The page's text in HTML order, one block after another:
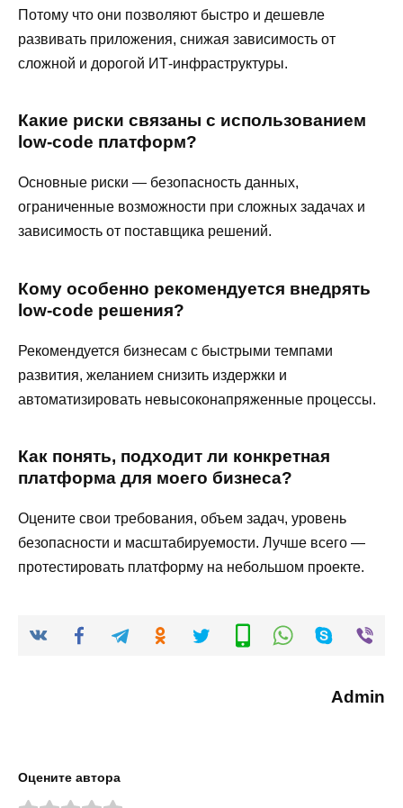
Потому что они позволяют быстро и дешевле
развивать приложения, снижая зависимость от
сложной и дорогой ИТ-инфраструктуры.
Какие риски связаны с использованием
low-code платформ?
Основные риски — безопасность данных,
ограниченные возможности при сложных задачах и
зависимость от поставщика решений.
Кому особенно рекомендуется внедрять
low-code решения?
Рекомендуется бизнесам с быстрыми темпами
развития, желанием снизить издержки и
автоматизировать невысоконапряженные процессы.
Как понять, подходит ли конкретная
платформа для моего бизнеса?
Оцените свои требования, объем задач, уровень
безопасности и масштабируемости. Лучше всего —
протестировать платформу на небольшом проекте.
Admin
Оцените автора